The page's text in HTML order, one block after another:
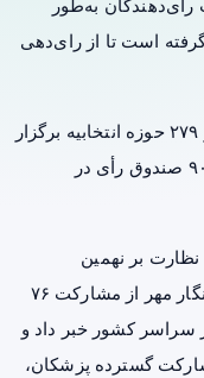
به‌طور
گرفته است تا از رای‌دهی
این دوره از انتخابات در بیش از ۲۱۱ شهر و ۲۷۹ حوزه انتخابیه برگزار
شد و بیش از ۳۸۰ دستگاه احراز هویت و ۹۰۰ صندوق رأی در
بر نهمین
انتخابات نظام پزشکی در گفت و گو با خبرنگار مهر از مشارکت ۷۶
در سراسر کشور خبر داد و
گسترده پزشکان،